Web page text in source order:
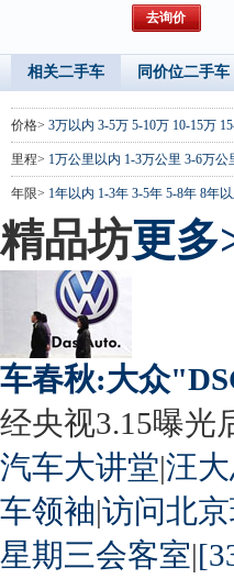
相关二手车 同价位二手车
价格> 3万以内 3-5万 5-10万 10-15万
里程> 1万公里以内 1-3万公里 3-6万公
年限> 1年以内 1-3年 3-5年 5-8年 8年
精品坊更多
车春秋:大众
经央视3.15曝光
汽车大讲堂|汪
车领袖|访问北
星期三会客室|